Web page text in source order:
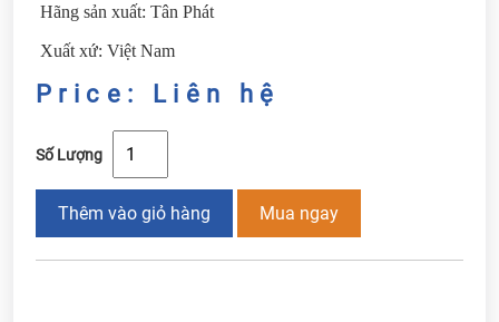
Hãng sản xuất: Tân Phát
Xuất xứ: Việt Nam
Price: Liên hệ
Số Lượng
Thêm vào giỏ hàng Mua ngay